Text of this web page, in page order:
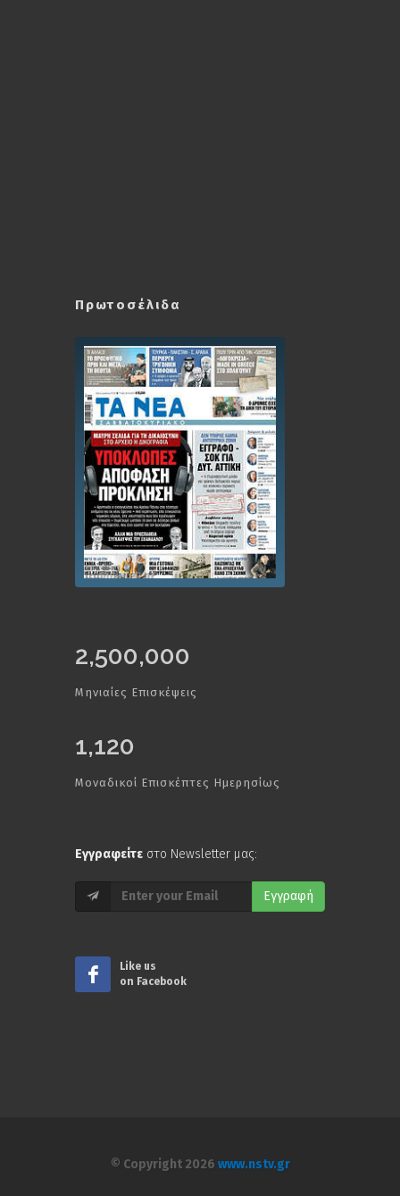
Πρωτοσέλιδα
2,500,000
Μηνιαίες Επισκέψεις
1,120
Μοναδικοί Επισκέπτες Ημερησίως
Εγγραφείτε στο Newsletter μας:
Εγγραφή
Like us
on Facebook
© Copyright 2026 www.nstv.gr